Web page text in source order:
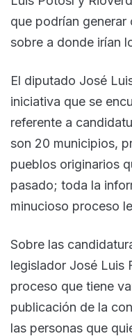
que podrían generar
sobre a donde irían
El diputado José
iniciativa que se
referente a
son 20 municipios,
pueblos originarios
pasado; toda la
minucioso proceso
Sobre las
legislador José Luis
proceso que tiene
publicación de la
las personas que